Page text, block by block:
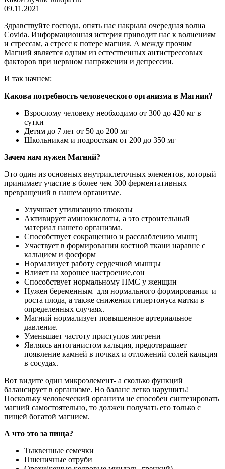
09.11.2021
Здравствуйте господа, опять нас накрыла очередная волна
Covida. Информационная истерия приводит нас к волнениям
и стрессам, а стресс к потере магния. А между прочим
Магний является одним из естественных антистрессовых
факторов при нервном напряжении и депрессии.
И так начнем:
Какова потребность человеческого организма в Магнии?
Взрослому человеку необходимо от 300 до 420 мг в
сутки
Детям до 7 лет от 50 до 200 мг
Школьникам и подросткам от 200 до 350 мг
Зачем нам нужен Магний?
Это один из основных внутриклеточных элементов, который
принимает участие в более чем 300 ферментативных
превращений в нашем организме.
Улучшает утилизацию глюкозы
Активирует аминокислоты, а это строительный
материал нашего организма.
Способствует сокращению и расслаблению мышц
Участвует в формировании костной ткани наравне с
кальцием и фосформ
Нормализует работу сердечной мышцы
Влияет на хорошее настроение,сон
Способствует нормальному ПМС у женщин
Нужен беременным для нормального формирования и
роста плода, а также снижения гипертонуса матки в
определенных случаях.
Магний нормализует повышенное артериальное
давление.
Уменьшает частоту приступов мигрени
Являясь антоганистом кальция, предотвращает
появление камней в почках и отложений солей кальция
в сосудах.
Вот видите один микроэлемент- а сколько функций
балансирует в организме. Но баланс легко нарушить!
Поскольку человеческий организм не способен синтезировать
магний самостоятельно, то должен получать его только с
пищей богатой магнием.
А что это за пища?
Тыквенные семечки
Пшеничные отруби